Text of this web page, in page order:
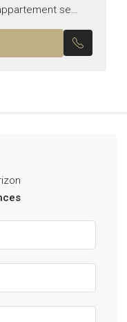
se
& une salle à...